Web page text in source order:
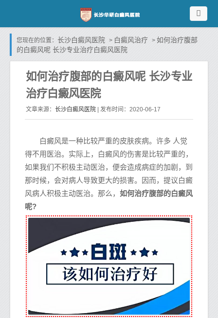
您现在的位置： 长沙白癜风医院 > 白癜风治疗 > 如何治疗腹部
的白癜风呢 长沙专业治疗白癜风医院
如何治疗腹部的白癜风呢 长沙专业
治疗白癜风医院
文章来源： 长沙白癜风医院 | 发布时间：2020-06-17
白癜风是一种比较严重的皮肤疾病。许多 人觉
得不用医治。实际上，白癜风的伤害是比较严重的，
如果我们不积极主动医治，便会造成病症的加剧，到
那时候，会对病人导致更大的损害。因而，提议白癜
风病人积极主动医治。那么， 如何治疗腹部的白癜风
呢?